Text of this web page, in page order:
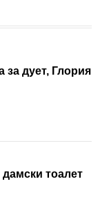
за дует, Глория
тоалет